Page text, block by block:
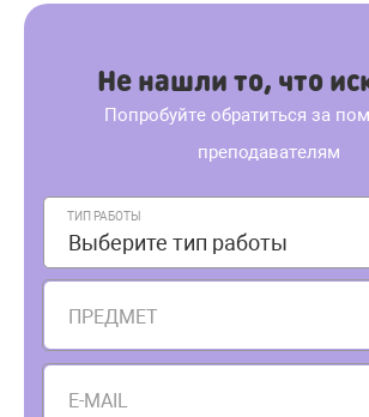
Не нашли то, что
Попробуйте обратиться за
преподавателям
ТИП РАБОТЫ
Выберите тип работы
ПРЕДМЕТ
E-MAIL